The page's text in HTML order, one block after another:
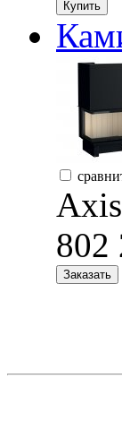
Купить
802
Заказать